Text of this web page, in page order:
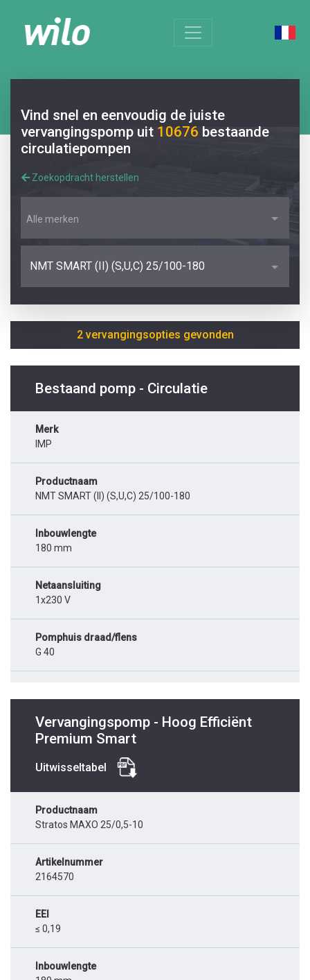
Vind snel en eenvoudig de juiste
vervangingspomp uit 10676 bestaande
circulatiepompen
Zoekopdracht herstellen
Alle merken
NMT SMART (II) (S,U,C) 25/100-180
2 vervangingsopties gevonden
Bestaand pomp - Circulatie
Merk
IMP
Productnaam
NMT SMART (II) (S,U,C) 25/100-180
Inbouwlengte
180 mm
Netaansluiting
1x230 V
Pomphuis draad/flens
G 40
Vervangingspomp - Hoog Efficiënt
Premium Smart
Uitwisseltabel
Productnaam
Stratos MAXO 25/0,5-10
Artikelnummer
2164570
EEI
≤ 0,19
Inbouwlengte